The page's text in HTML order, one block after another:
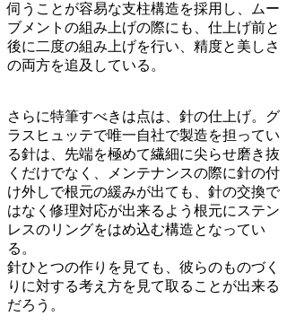
伺うことが容易な支柱構造を採用し、ムー
ブメントの組み上げの際にも、仕上げ前と
後に二度の組み上げを行い、精度と美しさ
の両方を追及している。
さらに特筆すべきは点は、針の仕上げ。グ
ラスヒュッテで唯一自社で製造を担ってい
る針は、先端を極めて繊細に尖らせ磨き抜
くだけでなく、メンテナンスの際に針の付
け外しで根元の緩みが出ても、針の交換で
はなく修理対応が出来るよう根元にステン
レスのリングをはめ込む構造となってい
る。
針ひとつの作りを見ても、彼らのものづく
りに対する考え方を見て取ることが出来る
だろう。